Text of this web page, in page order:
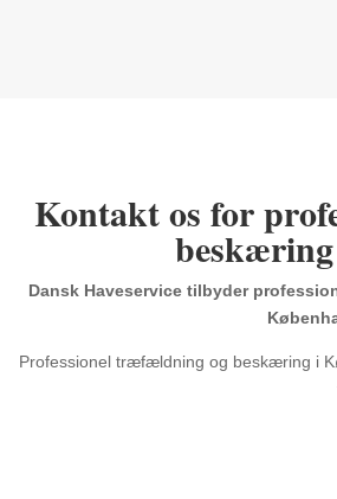
Kontakt os for
Dansk Haveservice tilbyder
Professionel træfældning og beskæring i